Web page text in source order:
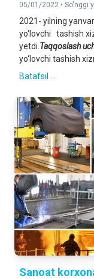
05/01/2022 • So'nggi
2021- yilning
yo‘lovchi tashish
yetdi. Taqqoslash
yo‘lovchi tashish
Batafsil ...
Sanoat